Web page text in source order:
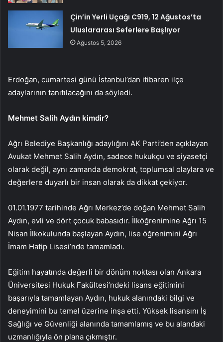
Çin’in Yerli Uçağı C919, 12 Ağustos’ta
Uluslararası Seferlere Başlıyor
Ağustos 5, 2026
Erdoğan, cumartesi günü İstanbul’dan itibaren ilçe
adaylarının tanıtılacağını da söyledi.
Mehmet Salih Aydın kimdir?
Ağrı Belediye Başkanlığı adaylığını AK Parti’den açıklayan
Avukat Mehmet Salih Aydın, sadece hukukçu ve siyasetçi
olarak değil, aynı zamanda demokrat, toplumsal olaylara ve
değerlere duyarlı bir insan olarak da dikkat çekiyor.
01.01.1977 tarihinde Ağrı Merkez’de doğan Mehmet Salih
Aydın, evli ve dört çocuk babasıdır. İlköğrenimine Ağrı 15
Nisan İlkokulunda başlayan Aydın, lise öğrenimini Ağrı
İmam Hatip Lisesi’nde tamamladı.
Eğitim hayatında değerli bir dönüm noktası olan Ankara
Üniversitesi Hukuk Fakültesi’ndeki lisans eğitimini
başarıyla tamamlayan Aydın, hukuk alanındaki bilgi ve
deneyimini bu temel üzerine inşa etti. Yüksek lisansını İş
Sağlığı ve Güvenliği alanında tamamlamış ve bu alandaki
uzmanlığıyla ön plana çıkmıştır.